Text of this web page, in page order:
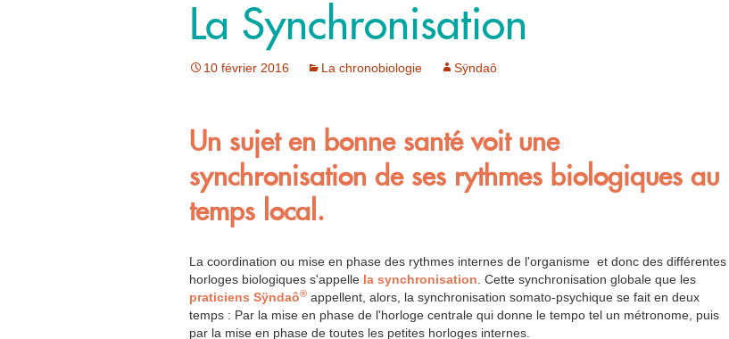
La Synchronisation
10 février 2016 La chronobiologie Sÿndaô
Un sujet en bonne santé voit une
synchronisation de ses rythmes biologiques au
temps local.
La coordination ou mise en phase des rythmes internes de l'organisme et donc des différentes
horloges biologiques s'appelle la synchronisation. Cette synchronisation globale que les
praticiens Sÿndaô® appellent, alors, la synchronisation somato-psychique se fait en deux
temps : Par la mise en phase de l'horloge centrale qui donne le tempo tel un métronome, puis
par la mise en phase de toutes les petites horloges internes.